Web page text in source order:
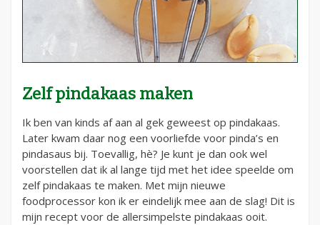
Zelf pindakaas maken
Ik ben van kinds af aan al gek geweest op pindakaas.
Later kwam daar nog een voorliefde voor pinda’s en
pindasaus bij. Toevallig, hè? Je kunt je dan ook wel
voorstellen dat ik al lange tijd met het idee speelde om
zelf pindakaas te maken. Met mijn nieuwe
foodprocessor kon ik er eindelijk mee aan de slag! Dit is
mijn recept voor de allersimpelste pindakaas ooit.